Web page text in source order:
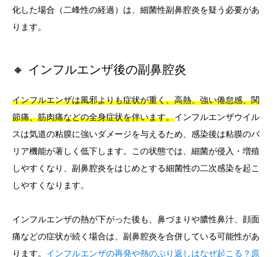
化した場合（二峰性の経過）は、細菌性副鼻腔炎を疑う必要があ
ります。
🔸 インフルエンザ後の副鼻腔炎
インフルエンザは風邪よりも症状が重く、高熱、強い倦怠感、関
節痛、筋肉痛などの全身症状を伴います。インフルエンザウイル
スは気道の粘膜に強いダメージを与えるため、感染後は粘膜のバ
リア機能が著しく低下します。この状態では、細菌が侵入・増殖
しやすくなり、副鼻腔炎をはじめとする細菌性の二次感染を起こ
しやすくなります。
インフルエンザの熱が下がった後も、鼻づまりや膿性鼻汁、顔面
痛などの症状が続く場合は、副鼻腔炎を合併している可能性があ
ります。 インフルエンザの再発や熱のぶり返しはなぜ起こる？原